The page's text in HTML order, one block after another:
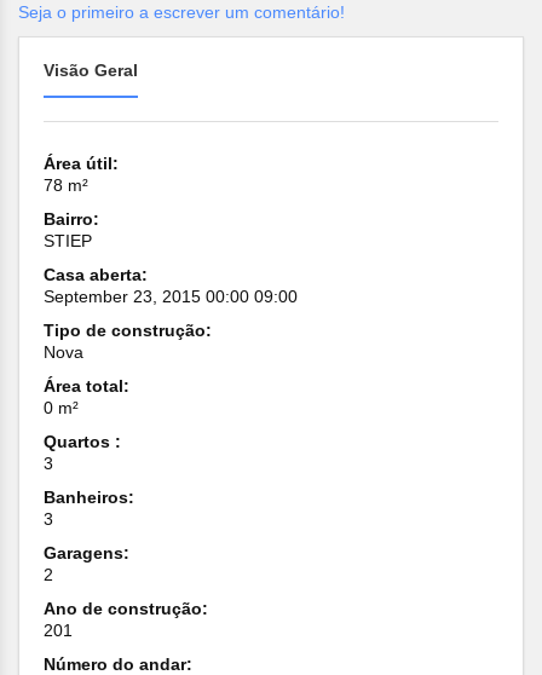
Seja o primeiro a escrever um comentário!
Visão Geral
Área útil:
78 m²
Bairro:
STIEP
Casa aberta:
September 23, 2015 00:00 09:00
Tipo de construção:
Nova
Área total:
0 m²
Quartos :
3
Banheiros:
3
Garagens:
2
Ano de construção:
201
Número do andar: